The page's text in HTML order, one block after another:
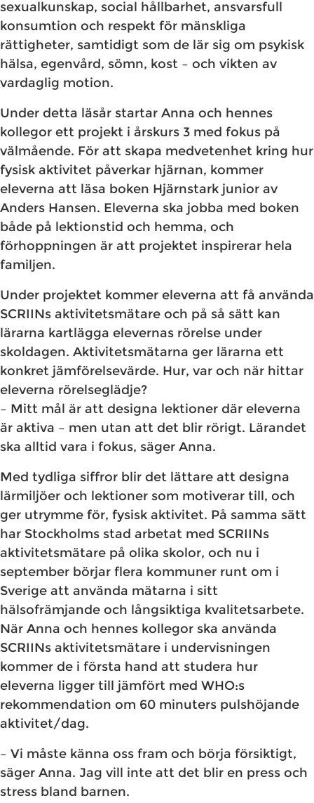
sexualkunskap, social hållbarhet, ansvarsfull
konsumtion och respekt för mänskliga
rättigheter, samtidigt som de lär sig om psykisk
hälsa, egenvård, sömn, kost – och vikten av
vardaglig motion.
Under detta läsår startar Anna och hennes
kollegor ett projekt i årskurs 3 med fokus på
välmående. För att skapa medvetenhet kring hur
fysisk aktivitet påverkar hjärnan, kommer
eleverna att läsa boken Hjärnstark junior av
Anders Hansen. Eleverna ska jobba med boken
både på lektionstid och hemma, och
förhoppningen är att projektet inspirerar hela
familjen.
Under projektet kommer eleverna att få använda
SCRIINs aktivitetsmätare och på så sätt kan
lärarna kartlägga elevernas rörelse under
skoldagen. Aktivitetsmätarna ger lärarna ett
konkret jämförelsevärde. Hur, var och när hittar
eleverna rörelseglädje?
– Mitt mål är att designa lektioner där eleverna
är aktiva – men utan att det blir rörigt. Lärandet
ska alltid vara i fokus, säger Anna.
​​Med tydliga siffror blir det lättare att designa
lärmiljöer och lektioner som motiverar till, och
ger utrymme för, fysisk aktivitet. På samma sätt
har Stockholms stad arbetat med SCRIINs
aktivitetsmätare på olika skolor, och nu i
september börjar flera kommuner runt om i
Sverige att använda mätarna i sitt
hälsofrämjande och långsiktiga kvalitetsarbete.
När Anna och hennes kollegor ska använda
SCRIINs aktivitetsmätare i undervisningen
kommer de i första hand att studera hur
eleverna ligger till jämfört med WHO:s
rekommendation om 60 minuters pulshöjande
aktivitet/dag.
– Vi måste känna oss fram och börja försiktigt,
säger Anna. Jag vill inte att det blir en press och
stress bland barnen.